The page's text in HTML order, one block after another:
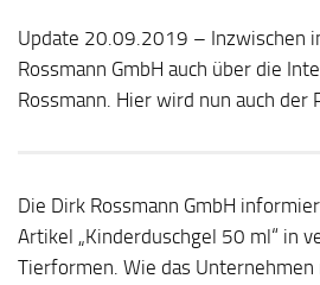
Update 20.09.2019 – Inzwischen
Rossmann GmbH auch über die
Rossmann. Hier wird nun auch der
Die Dirk Rossmann GmbH
Artikel „Kinderduschgel 50 ml“ in
Tierformen. Wie das